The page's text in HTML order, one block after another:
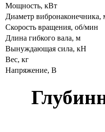
Мощность, кВт
Диаметр вибронаконечника,
Скорость вращения, об/мин
Длина гибкого вала, м
Вынуждающая сила, кН
Вес, кг
Напряжение, В